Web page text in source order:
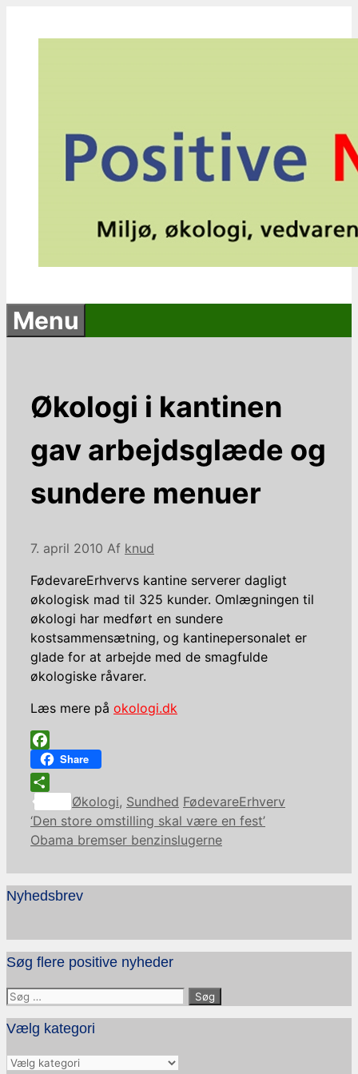
Menu
Økologi i kantinen
gav arbejdsglæde og
sundere menuer
7. april 2010 Af knud
FødevareErhvervs kantine serverer dagligt
økologisk mad til 325 kunder. Omlægningen til
økologi har medført en sundere
kostsammensætning, og kantinepersonalet er
glade for at arbejde med de smagfulde
økologiske råvarer.
Læs mere på okologi.dk
Facebook
Share
Share
Kategorier
Økologi, Sundhed Tags
FødevareErhverv
‘Den store omstilling skal være en fest’
Obama bremser benzinslugerne
Nyhedsbrev
Søg flere positive nyheder
Søg
efter:
Vælg kategori
Vælg